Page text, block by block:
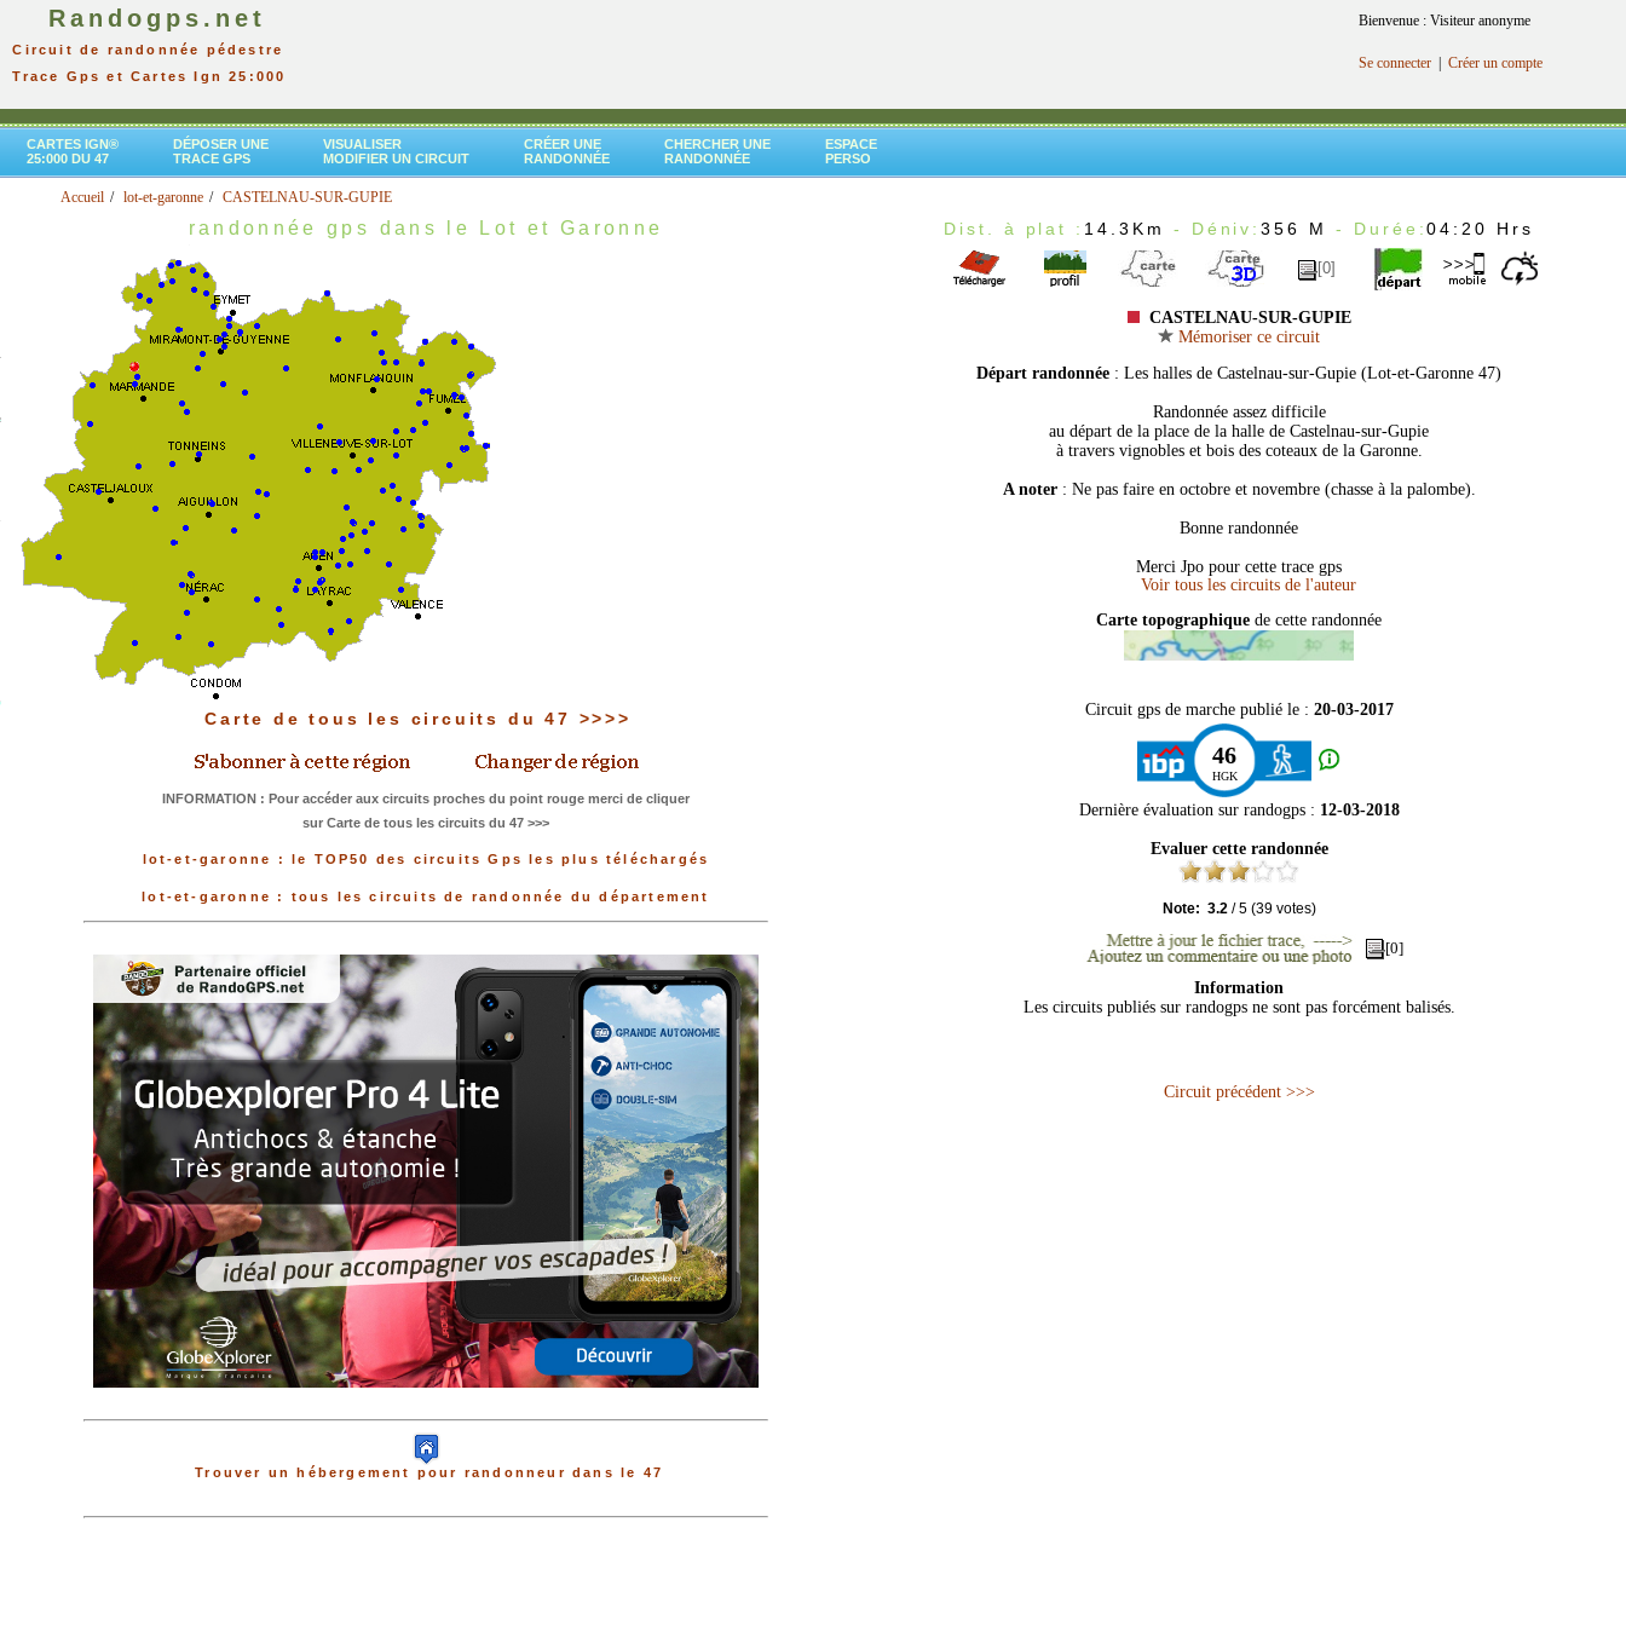
Randogps.net
Circuit de randonnée pédestre
Trace Gps et Cartes Ign 25:000
Bienvenue : Visiteur anonyme
Se connecter Créer un compte
CARTES IGN®
25:000 DU 47
DÉPOSER UNE
TRACE GPS
VISUALISER
MODIFIER UN CIRCUIT
CRÉER UNE
RANDONNÉE
CHERCHER UNE
RANDONNÉE
ESPACE
PERSO
Accueil lot-et-garonne CASTELNAU-SUR-GUPIE
randonnée gps dans le Lot et Garonne
Carte de tous les circuits du 47 >>>>
INFORMATION : Pour accéder aux circuits proches du point rouge merci de cliquer
sur Carte de tous les circuits du 47 >>>
lot-et-garonne : le TOP50 des circuits Gps les plus téléchargés
lot-et-garonne : tous les circuits de randonnée du département
Trouver un hébergement pour randonneur dans le 47
Dist. à plat : 14.3Km - Déniv:356 M - Durée:04:20 Hrs
[0]
CASTELNAU-SUR-GUPIE
Mémoriser ce circuit
Départ randonnée : Les halles de Castelnau-sur-Gupie (Lot-et-Garonne 47)
Randonnée assez difficile
au départ de la place de la halle de Castelnau-sur-Gupie
à travers vignobles et bois des coteaux de la Garonne.
A noter : Ne pas faire en octobre et novembre (chasse à la palombe).
Bonne randonnée
Merci Jpo pour cette trace gps
Carte topographique de cette randonnée
Circuit gps de marche publié le : 20-03-2017
46
HGK
Dernière évaluation sur randogps : 12-03-2018
Evaluer cette randonnée
Note: 3.2/5(39votes)
[0]
Information
Les circuits publiés sur randogps ne sont pas forcément balisés.
Circuit précédent >>>